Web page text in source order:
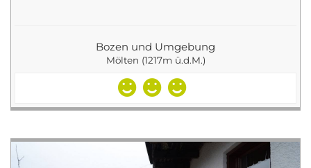
Bozen und Umgebung
Mölten (1217m ü.d.M.)